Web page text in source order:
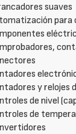
suaves
para
y relojes
de nivel
de